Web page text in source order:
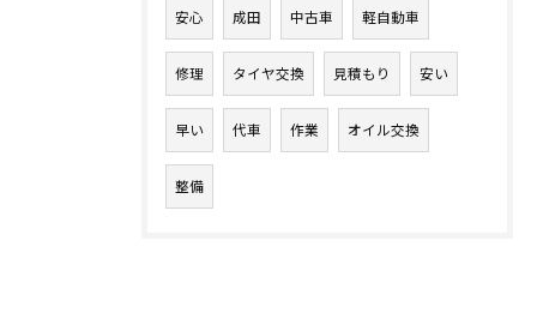
安心 成田 中古車 軽自動車
修理 タイヤ交換 見積もり 安い
早い 代車 作業 オイル交換
整備